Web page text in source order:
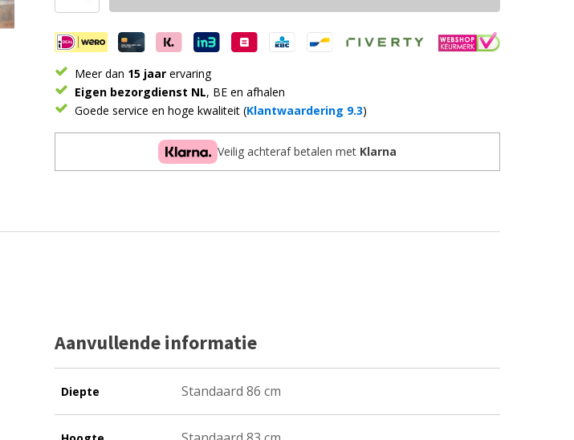
Meer dan 15 jaar ervaring
Eigen bezorgdienst NL, BE en afhalen
Goede service en hoge kwaliteit (Klantwaardering 9.3)
Veilig achteraf betalen met Klarna
Aanvullende informatie
Diepte Standaard 86 cm